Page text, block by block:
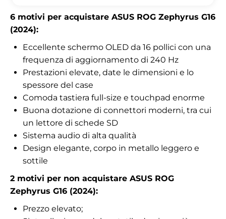
6 motivi per acquistare ASUS ROG Zephyrus G16
(2024):
Eccellente schermo OLED da 16 pollici con una
frequenza di aggiornamento di 240 Hz
Prestazioni elevate, date le dimensioni e lo
spessore del case
Comoda tastiera full-size e touchpad enorme
Buona dotazione di connettori moderni, tra cui
un lettore di schede SD
Sistema audio di alta qualità
Design elegante, corpo in metallo leggero e
sottile
2 motivi per non acquistare ASUS ROG
Zephyrus G16 (2024):
Prezzo elevato;